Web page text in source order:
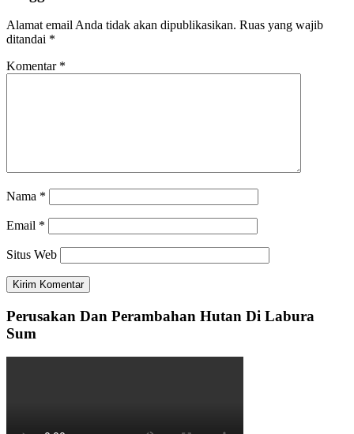
Alamat email Anda tidak akan dipublikasikan. Ruas yang wajib
ditandai *
Komentar *
Nama *
Email *
Situs Web
Perusakan Dan Perambahan Hutan Di Labura
Sum